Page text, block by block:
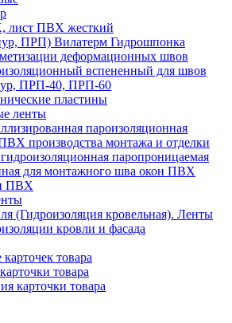
лист ПВХ жесткий
ПРП) Вилатерм Гидрошпонка
деформационных швов
вспененный для швов
ПРП-40, ПРП-60
пластины
ленты
пароизоляционная
производства монтажа и отделки
паропроницаемая
для монтажного шва окон ПВХ
ПВХ
(Гидроизоляция кровельная). Ленты
кровли и фасада
товара
товара
карточки товара